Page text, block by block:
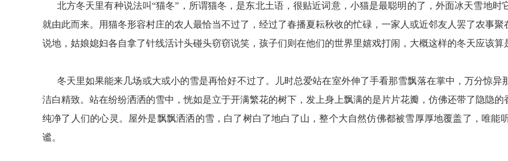
北方冬天里有种说法叫“猫冬”，所谓猫冬，是东北土语，很贴近词意，小猫是最聪明的了，外面冰天雪地时
就由此而来。用猫冬形容村庄的农人最恰当不过了，经过了春播夏耘秋收的忙碌，一家人或近邻友人罢了农事
说地，姑娘媳妇各自拿了针线活计头碰头窃窃说笑，孩子们则在他们的世界里嬉戏打闹，大概这样的冬天应该算
冬天里如果能来几场或大或小的雪是再恰好不过了。儿时总爱站在室外伸了手看那雪飘落在掌中，万分惊异
洁白精致。站在纷纷洒洒的雪中，恍如是立于开满繁花的树下，发上身上飘满的是片片花瓣，仿佛还带了隐隐
纯净了人们的心灵。屋外是飘飘洒洒的雪，白了树白了地白了山，整个大自然仿佛都被雪厚厚地覆盖了，唯
谧。